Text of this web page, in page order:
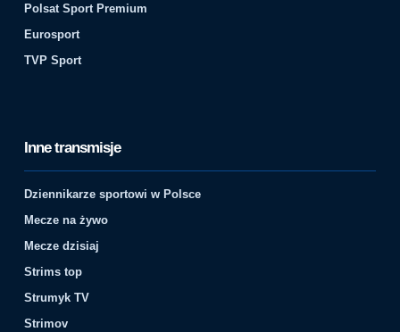
Polsat Sport Premium
Eurosport
TVP Sport
Inne transmisje
Dziennikarze sportowi w Polsce
Mecze na żywo
Mecze dzisiaj
Strims top
Strumyk TV
Strimov